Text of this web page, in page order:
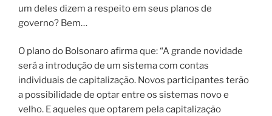
um deles dizem a respeito em seus planos de
governo? Bem…
O plano do Bolsonaro afirma que: “A grande novidade
será a introdução de um sistema com contas
individuais de capitalização. Novos participantes terão
a possibilidade de optar entre os sistemas novo e
velho. E aqueles que optarem pela capitalização